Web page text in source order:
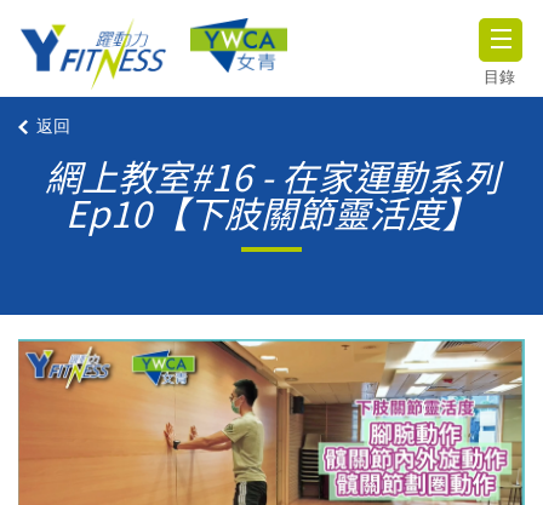
目錄
返回
網上教室#16 - 在家運動系列
Ep10【下肢關節靈活度】